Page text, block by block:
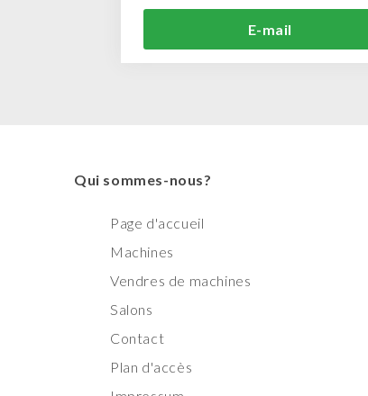
E-mail
Qui sommes-nous?
Page d'accueil
Machines
Vendres de machines
Salons
Contact
Plan d'accès